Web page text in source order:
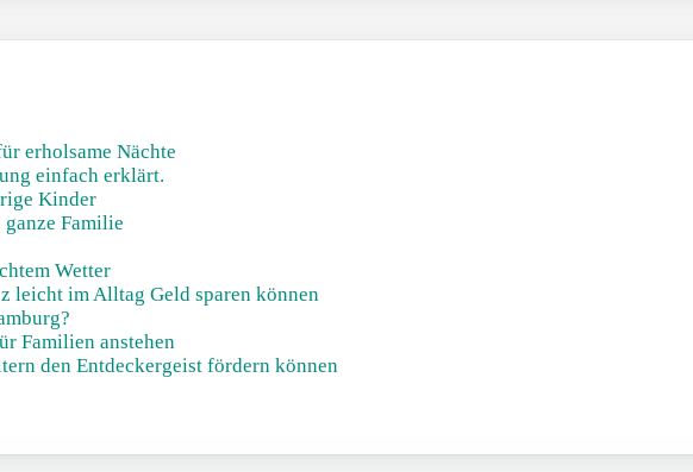
erholsame Nächte
einfach erklärt.
Kinder
Familie
Wetter
leicht im Alltag Geld sparen können
Familien anstehen
den Entdeckergeist fördern können